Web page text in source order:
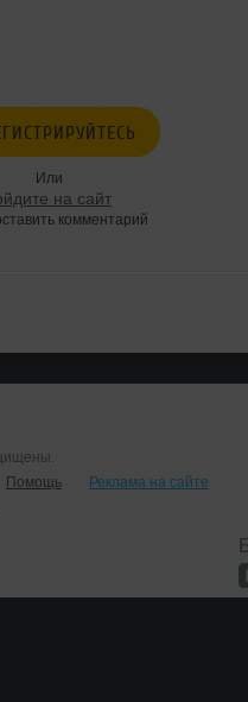
Или
на сайт
комментарий
Помощь
Реклама на сайте